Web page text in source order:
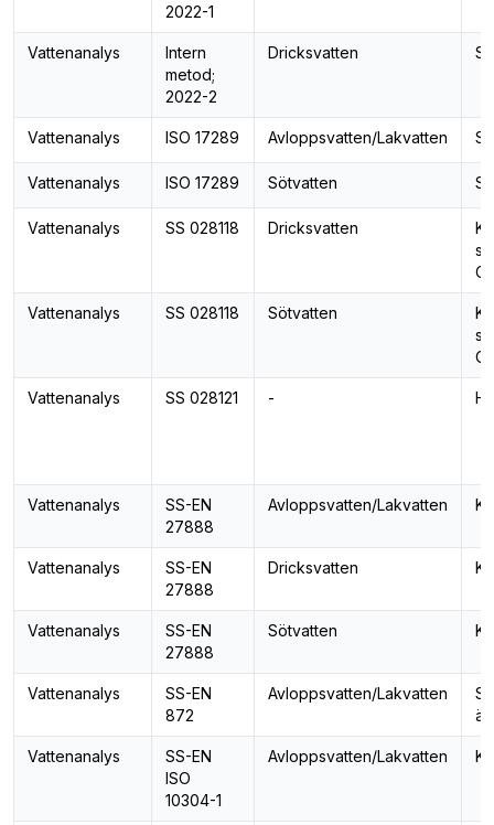
2022-1
Vattenanalys
Intern
metod;
2022-2
Dricksvatten
Vattenanalys ISO 17289 Avloppsvatten/Lakvatten
Vattenanalys ISO 17289 Sötvatten
Vattenanalys SS 028118 Dricksvatten
Vattenanalys SS 028118 Sötvatten
Vattenanalys SS 028121 -
Vattenanalys
SS-EN
27888
Avloppsvatten/Lakvatten
Vattenanalys
SS-EN
27888
Dricksvatten
Vattenanalys
SS-EN
27888
Sötvatten
Vattenanalys
SS-EN
872
Avloppsvatten/Lakvatten
Vattenanalys
SS-EN
ISO
10304-1
Avloppsvatten/Lakvatten